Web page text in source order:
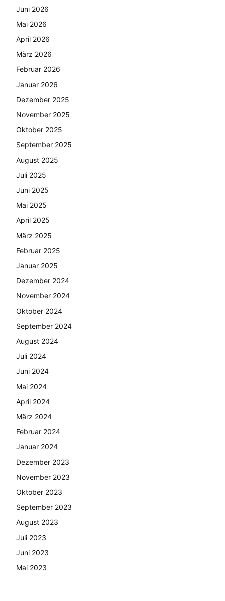
Juni 2026
Mai 2026
April 2026
März 2026
Februar 2026
Januar 2026
Dezember 2025
November 2025
Oktober 2025
September 2025
August 2025
Juli 2025
Juni 2025
Mai 2025
April 2025
März 2025
Februar 2025
Januar 2025
Dezember 2024
November 2024
Oktober 2024
September 2024
August 2024
Juli 2024
Juni 2024
Mai 2024
April 2024
März 2024
Februar 2024
Januar 2024
Dezember 2023
November 2023
Oktober 2023
September 2023
August 2023
Juli 2023
Juni 2023
Mai 2023